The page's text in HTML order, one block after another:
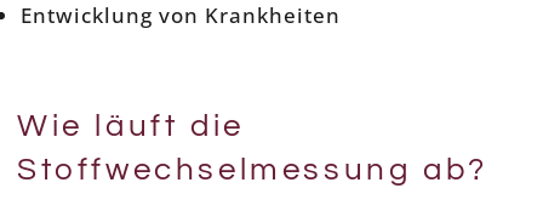
Entwicklung von Krankheiten
Wie läuft die
Stoffwechselmessung ab?